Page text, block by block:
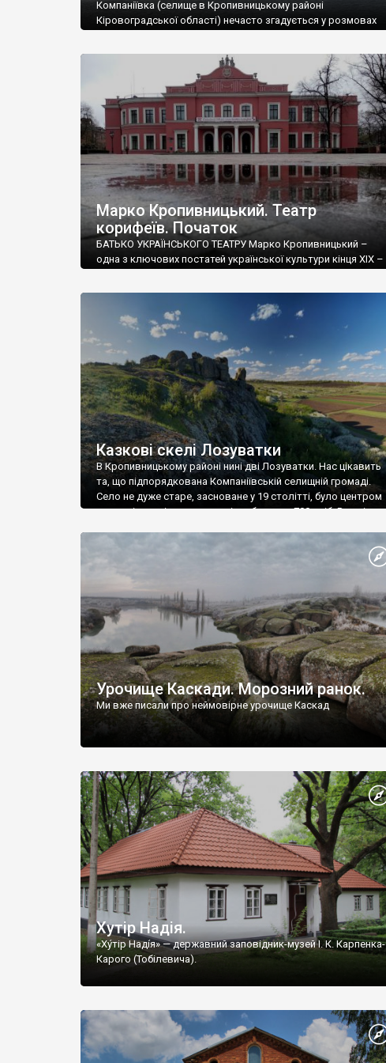
Компаніївка (селище в Кропивницькому районі
Кіровоградської області) нечасто згадується у розмовах
міг би стати учнем кавалерійського училища і не
легендарним драматургом, а якимось собі офіцером
російської армії. Але не став. Вид через річку Сугоклія
Комишувата на колишню […]
Марко Кропивницький. Театр
корифеїв. Початок
БАТЬКО УКРАЇНСЬКОГО ТЕАТРУ Марко Кропивницький –
одна з ключових постатей української культури кінця ХІХ –
а й загалом суттєво вплинув на формування української
ідентичності. Марко Кропивницький Іще за життя його
називали “батьком українського театру”. Він був мегазіркою
свого часу, талантом якого […]
Казкові скелі Лозуватки
В Кропивницькому районі нині дві Лозуватки. Нас цікавить
та, що підпорядкована Компаніївській селищній громаді.
Село не дуже старе, засноване у 19 столітті, було центром
волості, а нині тут мешканців – близько 700 осіб. В селі
поряд із селом є прекрасна геологічна пам’ятка –
Лозуватські скелі […]
Урочище Каскади. Морозний ранок.
Ми вже писали про неймовірне урочище Каскад
Хутір Надія.
«Ху́тір Наді́я» — державний заповідник-музей І. К. Карпенка-
Карого (Тобілевича).